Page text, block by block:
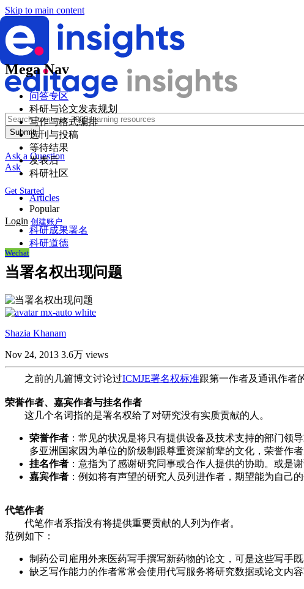
Skip to main content
Ask a Question
Ask
Get Started
Login 创建账户
Wechat
Mega Nav
问答专区
科研与论文发表规划
写作与格式编排
选刊与投稿
等待结果
发表后
科研社区
Articles
Popular
科研成果署名
科研道德
当署名权出现问题
Shazia Khanam
Nov 24, 2013 3.6万 views
之前的几篇博文讨论过ICMJE署名权标准跟第一作者及通讯作者
荣誉作者、嘉宾作者与挂名作者
这几个名词指的是署名权给了对研究没有实质贡献的人。
荣誉作者 ：常见的状况是将只有提供设备及技术支持的部门领
多亚洲国家因为单位的阶级制跟尊重资深前辈的文化，荣誉作
挂名作者 ：意指为了感谢研究同事或合作人提供的协助。或是
嘉宾作者 ：例如将有声望的研究人员列进作者，期望能为自己
代笔作者
代笔作者系指没有将提供重要贡献的人列为作者。
范例如下：
制药公司雇用外来医药写手撰写新药物的论文，可是这些写手
缺乏写作能力的作者常常会使用代写服务将研究数据或论文内